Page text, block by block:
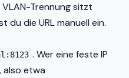
Trennung sitzt
du die URL manuell ein.
. Wer eine feste IP
also etwa